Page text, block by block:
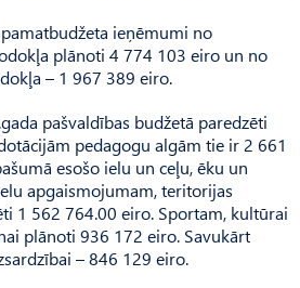
ieņēmumi no
plānoti 4 774 103 eiro un no
– 1 967 389 eiro.
pašvaldības budžetā paredzēti
pedagogu algām tie ir 2 661
esošo ielu un ceļu, ēku un
apgaismojumam, teritorijas
1 562 764.00 eiro. Sportam, kultūrai
plānoti 936 172 eiro. Savukārt
– 846 129 eiro.